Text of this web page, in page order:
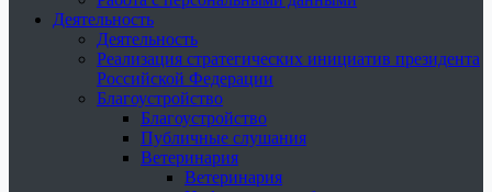
Деятельность
Деятельность
Реализация стратегических инициатив президента
Российской Федерации
Благоустройство
Благоустройство
Публичные слушания
Ветеринария
Ветеринария